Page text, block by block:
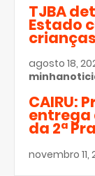
TJBA
Estado
agosto 18,
CAIRU:
entrega
da 2ª
novembro 11,